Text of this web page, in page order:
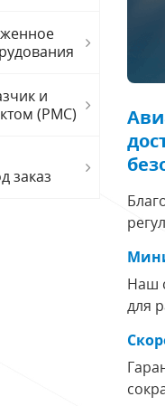
и
(PMC)
заказ
Наш
для